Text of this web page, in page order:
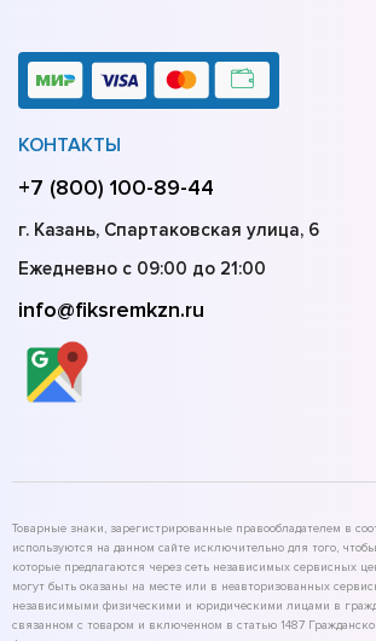
КОНТАКТЫ
+7 (800) 100-89-44
г. Казань, Спартаковская улица, 6
Ежедневно с 09:00 до 21:00
info@fiksremkzn.ru
Товарные знаки, зарегистрированные правообладателем в
используются на данном сайте исключительно для того,
которые предлагаются через сеть независимых сервисных
могут быть оказаны на месте или в неавторизованных
независимыми физическими и юридическими лицами в
связанном с товаром и включенном в статью 1487